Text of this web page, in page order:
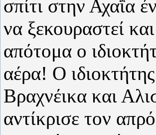
σπίτι στην Αχαΐα
να ξεκουραστεί
απότομα ο
αέρα! Ο
Βραχνέικα και
αντίκρισε τον